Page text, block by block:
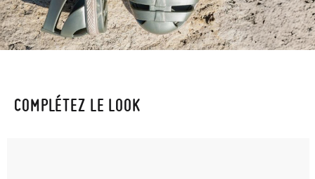
COMPLÉTEZ LE LOOK